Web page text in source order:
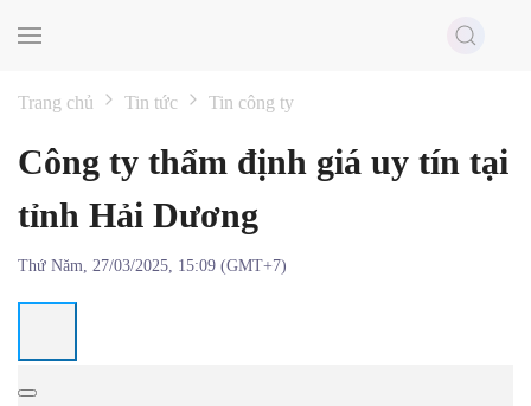
Trang chủ Tin tức Tin công ty
Công ty thẩm định giá uy tín tại
tỉnh Hải Dương
Thứ Năm, 27/03/2025, 15:09 (GMT+7)